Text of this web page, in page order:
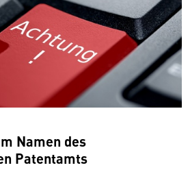
Namen des
Patentamts